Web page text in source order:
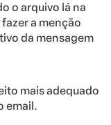
o arquivo lá na
a menção
da mensagem
mais adequado
email.